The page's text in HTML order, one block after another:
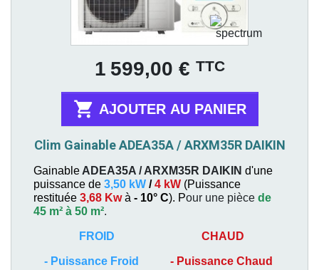
1 599,00 € TTC
 AJOUTER AU PANIER
Clim Gainable ADEA35A / ARXM35R DAIKIN
Gainable ADEA35A / ARXM35R DAIKIN d'une
puissance de 3,50 kW /4 kW (Puissance
restituée 3,68 Kwà - 10° C). Pour une pièce de
45 m² à 50 m².
FROID
- Puissance Froid
CHAUD
- Puissance Chaud